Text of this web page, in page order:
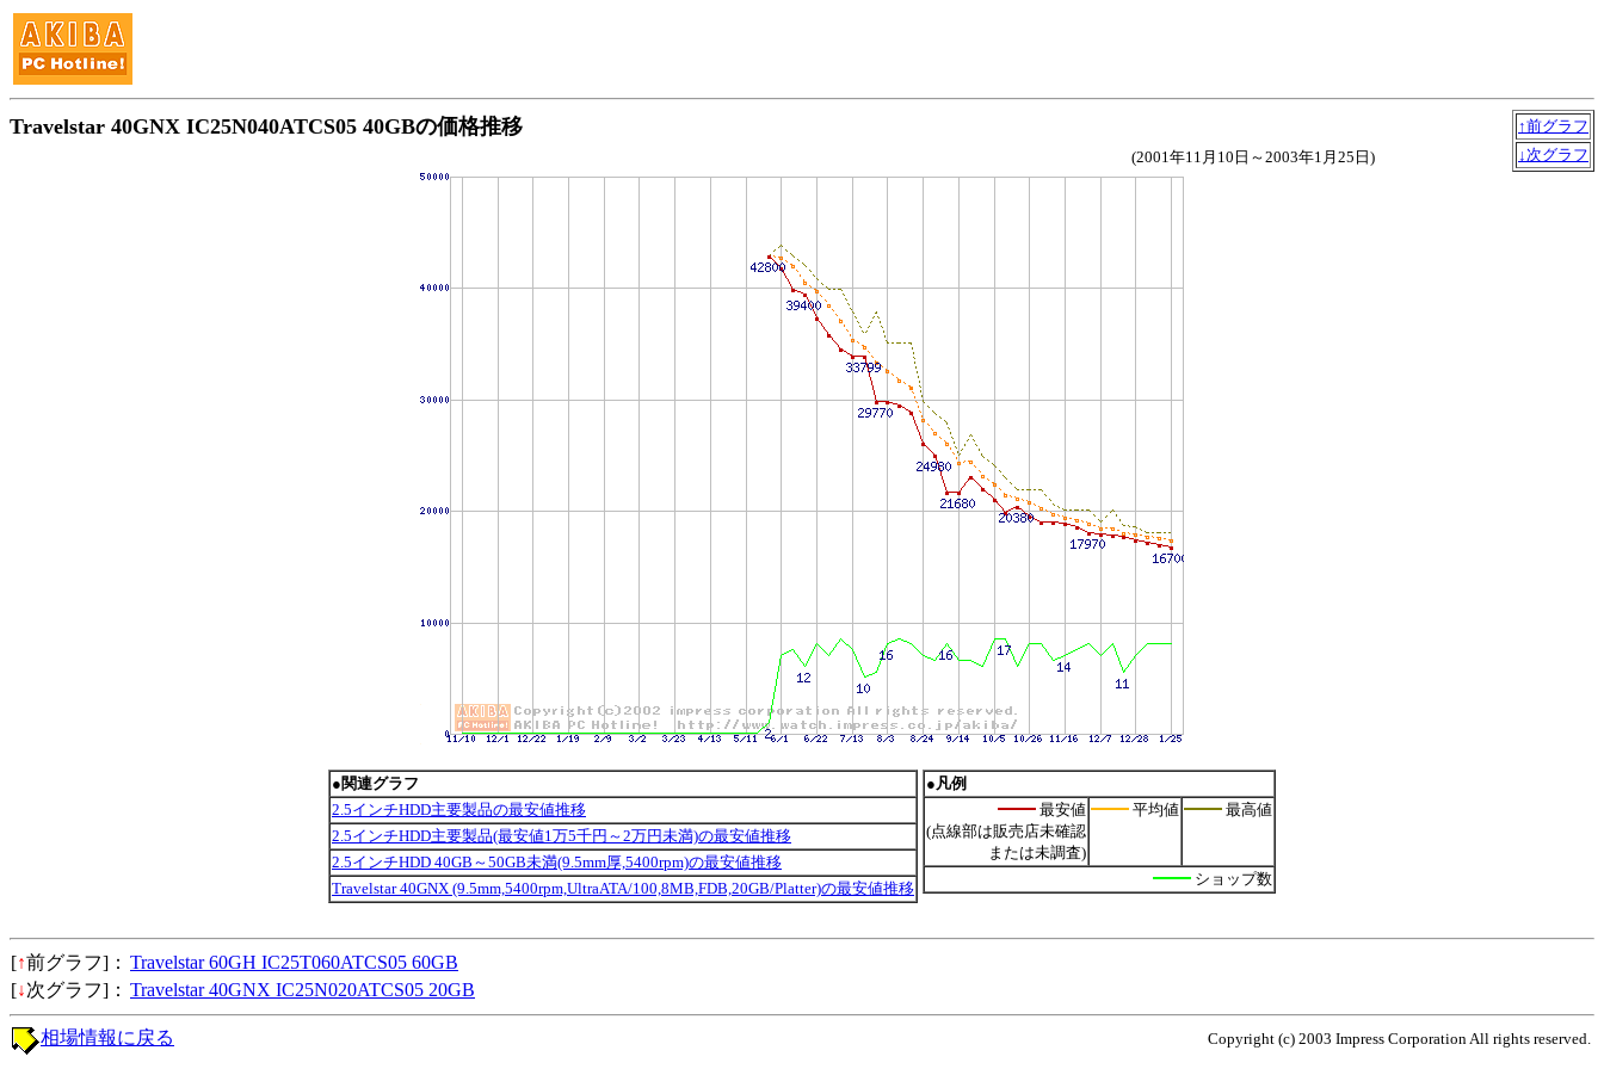
Travelstar 40GNX IC25N040ATCS05 40GBの価格推移
↑前グラフ
↓次グラフ
(2001年11月10日～2003年1月25日)
●関連グラフ
2.5インチHDD主要製品の最安値推移
2.5インチHDD主要製品(最安値1万5千円～2万円未満)の最安値推移
2.5インチHDD 40GB～50GB未満(9.5mm厚,5400rpm)の最安値推移
Travelstar 40GNX (9.5mm,5400rpm,UltraATA/100,8MB,FDB,20GB/Platter)の最安値推移
●凡例
最安値
(点線部は販売店未確認
または未調査)
平均値 最高値
ショップ数
[↑前グラフ]： Travelstar 60GH IC25T060ATCS05 60GB
[↓次グラフ]： Travelstar 40GNX IC25N020ATCS05 20GB
Copyright (c) 2003 Impress Corporation All rights reserved.
相場情報に戻る